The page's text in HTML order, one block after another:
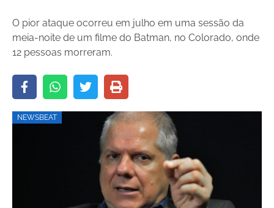
O pior ataque ocorreu em julho em uma sessão da
meia-noite de um filme do Batman, no Colorado, onde
12 pessoas morreram.
NEWSBEAT